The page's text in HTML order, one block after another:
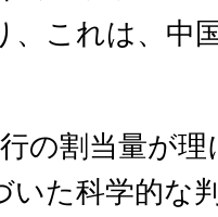
、これは、中
の割当量が
いた科学的な